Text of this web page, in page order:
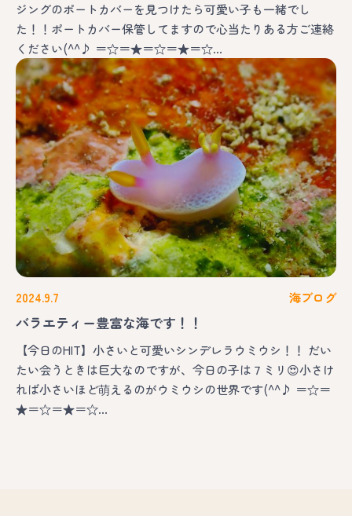
ジングのポートカバーを見つけたら可愛い子も一緒でし
た！！ポートカバー保管してますので心当たりある方ご連絡
ください(^^♪ ＝☆＝★＝☆＝★＝☆…
2024.9.7 海ブログ
バラエティー豊富な海です！！
【今日のHIT】小さいと可愛いシンデレラウミウシ！！ だい
たい会うときは巨大なのですが、今日の子は７ミリ😍小さけ
れば小さいほど萌えるのがウミウシの世界です(^^♪ ＝☆＝
★＝☆＝★＝☆…